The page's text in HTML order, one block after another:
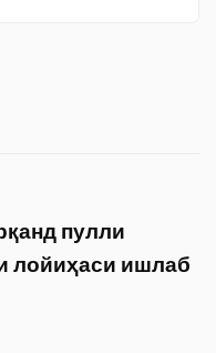
пулли
лойиҳаси ишлаб